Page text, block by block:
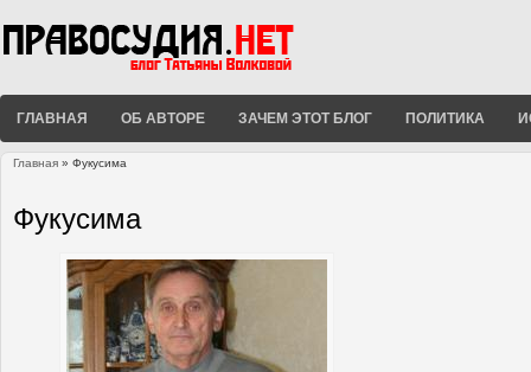
ГЛАВНАЯ ОБ АВТОРЕ ЗАЧЕМ ЭТОТ БЛОГ ПОЛИТИКА
Главная » Фукусима
Фукусима